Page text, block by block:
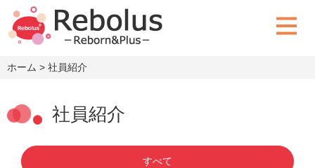
ホーム > 社員紹介
社員紹介
すべて